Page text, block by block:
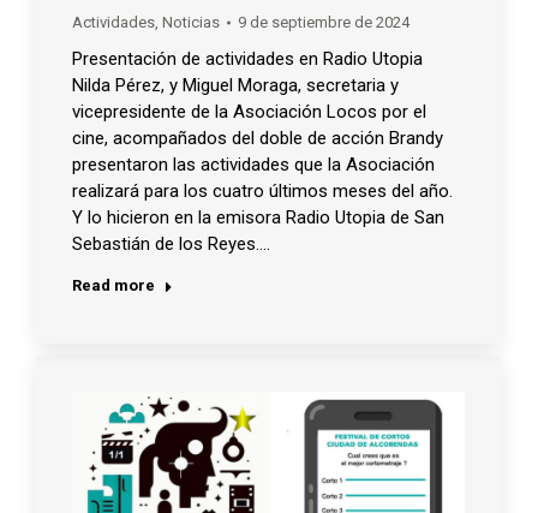
Actividades, Noticias 9 de septiembre de 2024
Presentación de actividades en Radio Utopia
Nilda Pérez, y Miguel Moraga, secretaria y
vicepresidente de la Asociación Locos por el
cine, acompañados del doble de acción Brandy
presentaron las actividades que la Asociación
realizará para los cuatro últimos meses del año.
Y lo hicieron en la emisora Radio Utopia de San
Sebastián de los Reyes.…
Read more